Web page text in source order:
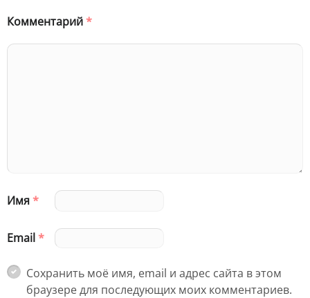
Комментарий*
Имя*
Email*
Сохранить моё имя, email и адрес сайта в этом
браузере для последующих моих комментариев.